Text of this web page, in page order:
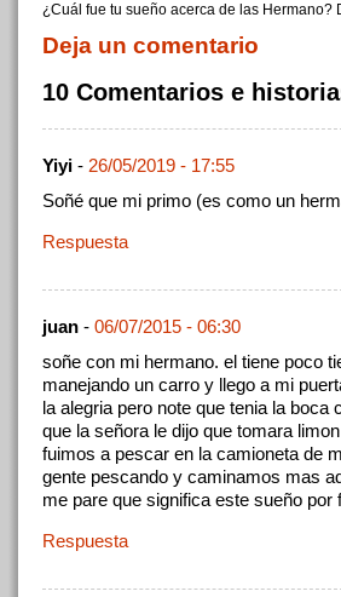
¿Cuál fue tu sueño acerca de las Hermano?
Deja un comentario
10 Comentarios e
Yiyi - 26/05/2019 - 17:55
Soñé que mi primo (es como un
Respuesta
juan - 06/07/2015 - 06:30
soñe con mi hermano. el tiene poco
manejando un carro y llego a mi
la alegria pero note que tenia la
que la señora le dijo que tomara
fuimos a pescar en la camioneta de
gente pescando y caminamos mas
me pare que significa este sueño por
Respuesta